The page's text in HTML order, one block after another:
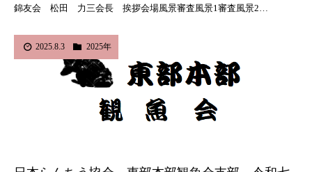
錦友会 松田 力三会長 挨拶会場風景審査風景1審査風景2…
2025.8.3 2025年